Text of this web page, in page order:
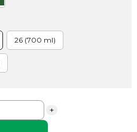
26 (700 ml)
+